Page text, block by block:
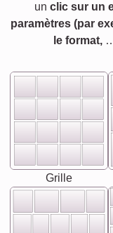
un clic sur un
paramètres (par
le format,
Grille